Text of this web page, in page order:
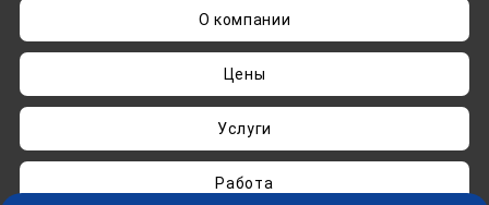
О компании
Цены
Услуги
Работа